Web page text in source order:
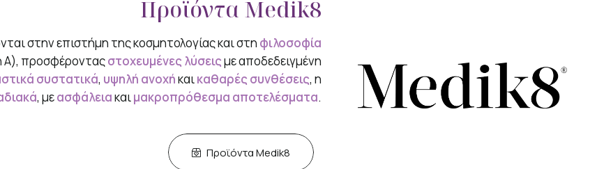
Προϊόντα Medik8
στην επιστήμη της κοσμητολογίας και στη φιλοσοφία
A), προσφέρονταςστοχευμένες λύσειςμε αποδεδειγμένη
συστατικά, υψηλή ανοχήκαικαθαρές συνθέσεις, η
, μεασφάλειακαιμακροπρόθεσμα αποτελέσματα.
Προϊόντα Medik8